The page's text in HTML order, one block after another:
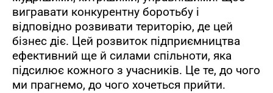
вигравати конкурентну боротьбу і
відповідно розвивати територію, де цей
бізнес діє. Цей розвиток підприємництва
ефективний ще й силами спільноти, яка
підсилює кожного з учасників. Це те, до чого
ми прагнемо, до чого хочеться прийти.